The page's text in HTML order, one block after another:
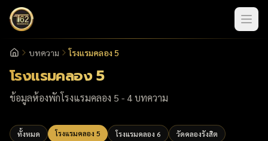
หน้าแรก
บทความ โรงแรมคลอง 5
โรงแรมคลอง 5
ข้อมูลห้องพักโรงแรมคลอง 5 - 4บทความ
ทั้งหมด โรงแรมคลอง 5 โรงแรมคลอง 6
วัดคลองรังสิต